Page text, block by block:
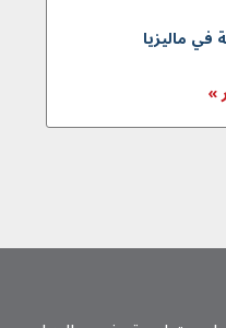
في ماليزيا
»